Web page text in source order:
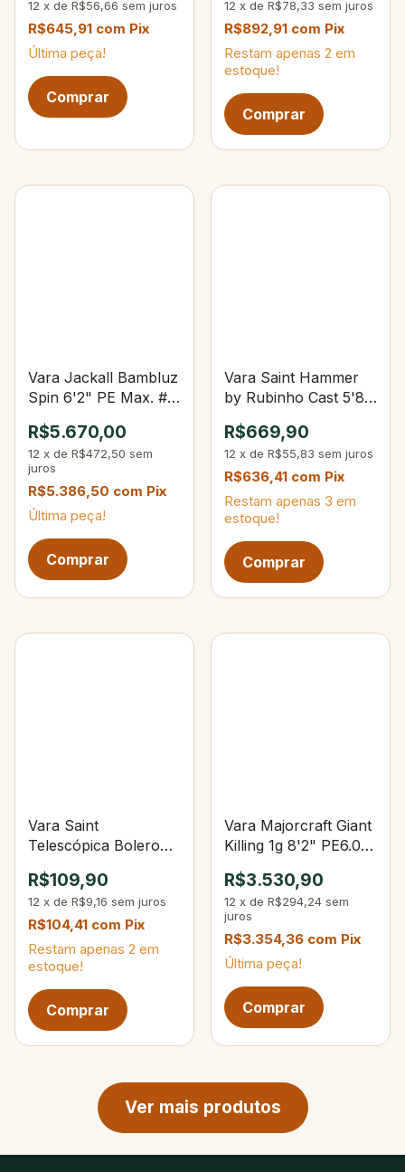
12 x de R$56,66 sem juros
R$645,91 com Pix
Última peça!
12 x de R$78,33 sem juros
R$892,91 com Pix
Restam apenas 2 em
estoque!
Vara Jackall Bambluz
Spin 6'2" PE Max. #3
R$5.670,00
12 x de R$472,50 sem
juros
R$5.386,50 com Pix
Última peça!
Vara Saint Hammer
by Rubinho Cast 5'8"
Partes
R$669,90
12 x de R$55,83 sem juros
R$636,41 com Pix
Restam apenas 3 em
estoque!
Vara Saint
Telescópica Bolero
R$109,90
12 x de R$9,16 sem juros
R$104,41 com Pix
Restam apenas 2 em
estoque!
Vara Majorcraft Giant
Killing 1g 8'2" PE6.0
R$3.530,90
12 x de R$294,24 sem
juros
R$3.354,36 com Pix
Última peça!
Ver mais produtos